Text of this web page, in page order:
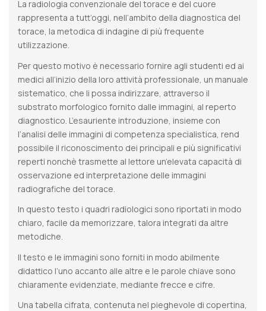
La radiologia convenzionale del torace e del cuore
rappresenta a tutt’oggi, nell’ambito della diagnostica del
torace, la metodica di indagine di più frequente
utilizzazione.
Per questo motivo è necessario fornire agli studenti ed ai
medici all’inizio della loro attività professionale, un manuale
sistematico, che li possa indirizzare, attraverso il
substrato morfologico fornito dalle immagini, al reperto
diagnostico. L’esauriente introduzione, insieme con
l’analisi delle immagini di competenza specialistica, rend
possibile il riconoscimento dei principali e più significativi
reperti nonchè trasmette al lettore un’elevata capacità di
osservazione ed interpretazione delle immagini
radiografiche del torace.
In questo testo i quadri radiologici sono riportati in modo
chiaro, facile da memorizzare, talora integrati da altre
metodiche.
Il testo e le immagini sono forniti in modo abilmente
didattico l’uno accanto alle altre e le parole chiave sono
chiaramente evidenziate, mediante frecce e cifre.
Una tabella cifrata, contenuta nel pieghevole di copertina,